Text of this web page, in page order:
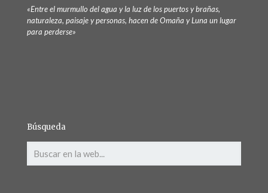
«Entre el murmullo del agua y la luz de los puertos y brañas,
naturaleza, paisaje y personas, hacen de Omaña y Luna un lugar
para perderse»
Búsqueda